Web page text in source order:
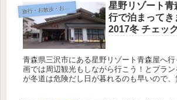
旅
行・お散歩・おでかけ
星野リゾート
行で泊まってき
2017冬 チェッ
青森県三沢市にある星野リゾート青森屋へ
画では周辺観光もしながら行こう！とプラ
が冬道は危険だし日が暮れるのも早いので、